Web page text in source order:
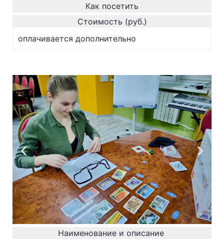
Как посетить
Стоимость (руб.)
оплачивается дополнительно
Наименование и описание